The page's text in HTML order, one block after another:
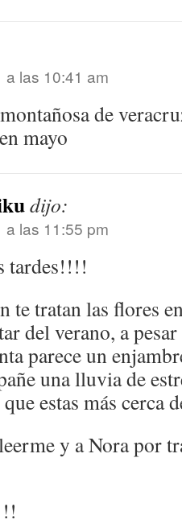
a las 10:41 am
de
mayo
dijo:
a las 11:55 pm
tardes!!!!
te tratan las flores
del verano, a
parece un
una lluvia de
estas más cerca
y a Nora por